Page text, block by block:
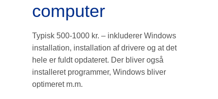
computer
Typisk 500-1000 kr. – inkluderer Windows
installation, installation af drivere og at det
hele er fuldt opdateret. Der bliver også
installeret programmer, Windows bliver
optimeret m.m.